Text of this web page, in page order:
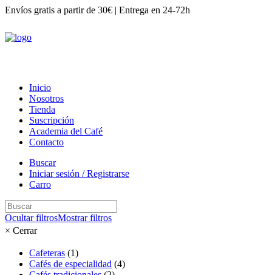
Envíos gratis a partir de 30€ | Entrega en 24-72h
Inicio
Nosotros
Tienda
Suscripción
Academia del Café
Contacto
Buscar
Iniciar sesión / Registrarse
Carro
Ocultar filtrosMostrar filtros
× Cerrar
Cafeteras (1)
Cafés de especialidad (4)